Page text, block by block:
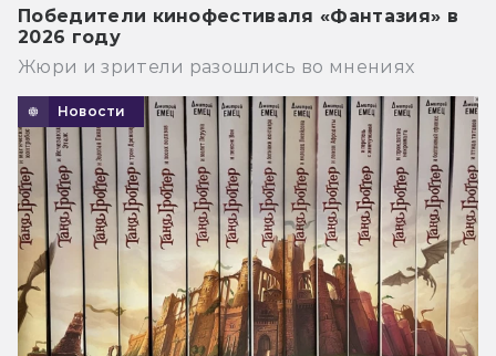
Победители кинофестиваля «Фантазия» в
2026 году
Жюри и зрители разошлись во мнениях
Новости